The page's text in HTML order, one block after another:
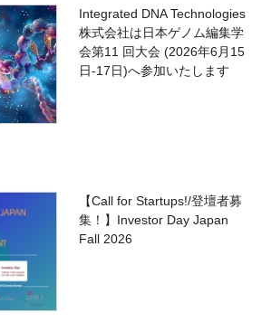
Integrated DNA Technologies
株式会社は日本ゲノム編集学
会第11 回大会 (2026年6月15
日-17日)へ参加いたします
【Call for Startups!/登壇者募
集！】Investor Day Japan
Fall 2026